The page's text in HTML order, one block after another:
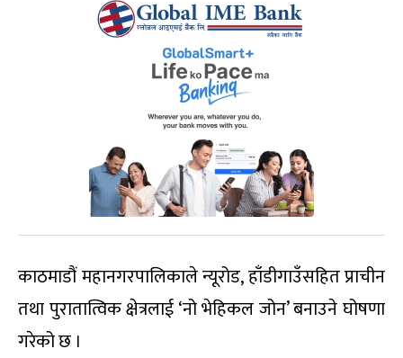
काठमाडौं महानगरपालिकाले न्यूरोड, हाँडीगाउँसहित प्राचीन
तथा पुरातात्विक क्षेत्रलाई ‘नो भेहिकल जोन’ बनाउने घोषणा
गरेको छ ।